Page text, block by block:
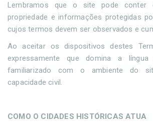
Lembramos que o site pode conter
propriedade e informações protegidas
cujos termos devem ser observados e
Ao aceitar os dispositivos destes
expressamente que domina a língua
familiarizado com o ambiente do
capacidade civil.
COMO O CIDADES HISTÓRICAS ATUA